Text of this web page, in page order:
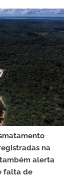
na
alerta
falta de